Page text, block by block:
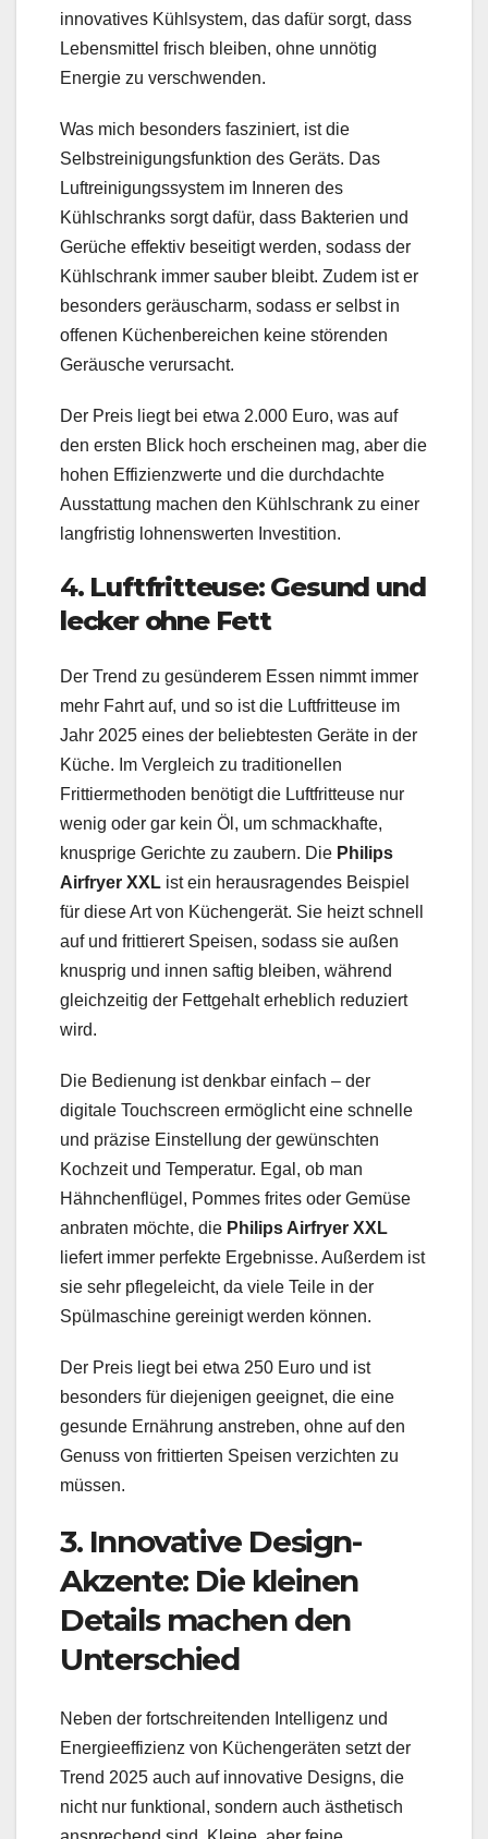
innovatives Kühlsystem, das dafür sorgt, dass
Lebensmittel frisch bleiben, ohne unnötig
Energie zu verschwenden.
Was mich besonders fasziniert, ist die
Selbstreinigungsfunktion des Geräts. Das
Luftreinigungssystem im Inneren des
Kühlschranks sorgt dafür, dass Bakterien und
Gerüche effektiv beseitigt werden, sodass der
Kühlschrank immer sauber bleibt. Zudem ist er
besonders geräuscharm, sodass er selbst in
offenen Küchenbereichen keine störenden
Geräusche verursacht.
Der Preis liegt bei etwa 2.000 Euro, was auf
den ersten Blick hoch erscheinen mag, aber die
hohen Effizienzwerte und die durchdachte
Ausstattung machen den Kühlschrank zu einer
langfristig lohnenswerten Investition.
4. Luftfritteuse: Gesund und
lecker ohne Fett
Der Trend zu gesünderem Essen nimmt immer
mehr Fahrt auf, und so ist die Luftfritteuse im
Jahr 2025 eines der beliebtesten Geräte in der
Küche. Im Vergleich zu traditionellen
Frittiermethoden benötigt die Luftfritteuse nur
wenig oder gar kein Öl, um schmackhafte,
knusprige Gerichte zu zaubern. Die Philips
Airfryer XXL ist ein herausragendes Beispiel
für diese Art von Küchengerät. Sie heizt schnell
auf und frittierert Speisen, sodass sie außen
knusprig und innen saftig bleiben, während
gleichzeitig der Fettgehalt erheblich reduziert
wird.
Die Bedienung ist denkbar einfach – der
digitale Touchscreen ermöglicht eine schnelle
und präzise Einstellung der gewünschten
Kochzeit und Temperatur. Egal, ob man
Hähnchenflügel, Pommes frites oder Gemüse
anbraten möchte, die Philips Airfryer XXL
liefert immer perfekte Ergebnisse. Außerdem ist
sie sehr pflegeleicht, da viele Teile in der
Spülmaschine gereinigt werden können.
Der Preis liegt bei etwa 250 Euro und ist
besonders für diejenigen geeignet, die eine
gesunde Ernährung anstreben, ohne auf den
Genuss von frittierten Speisen verzichten zu
müssen.
3. Innovative Design-
Akzente: Die kleinen
Details machen den
Unterschied
Neben der fortschreitenden Intelligenz und
Energieeffizienz von Küchengeräten setzt der
Trend 2025 auch auf innovative Designs, die
nicht nur funktional, sondern auch ästhetisch